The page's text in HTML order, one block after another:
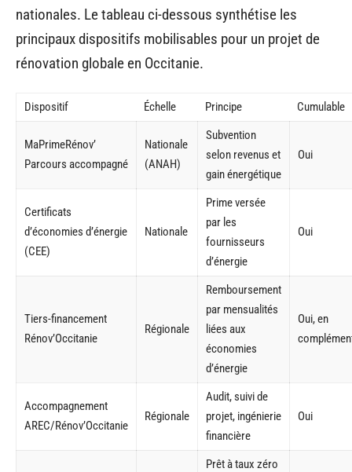
nationales. Le tableau ci-dessous synthétise les
principaux dispositifs mobilisables pour un projet de
rénovation globale en Occitanie.
Dispositif Échelle Principe Cumulable
MaPrimeRénov’
Parcours accompagné
Nationale
(ANAH)
Subvention
selon revenus et
gain énergétique
Oui
Certificats
d’économies d’énergie
(CEE)
Nationale
Prime versée
par les
fournisseurs
d’énergie
Oui
Tiers-financement
Rénov’Occitanie
Régionale
Remboursement
par mensualités
liées aux
économies
d’énergie
Oui, en
Accompagnement
AREC/Rénov’Occitanie
Régionale
Audit, suivi de
projet, ingénierie
financière
Oui
Prêt à taux zéro